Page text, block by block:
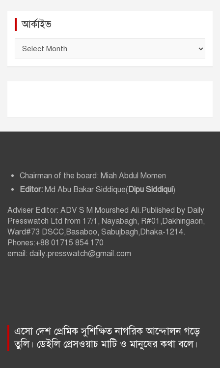
আর্কাইভ
ই
Chairman of the board: Miah Abdul Momen
Editor: Md Abu Bakar Siddique(Dipu Siddiqui)
Adviser Editor: ADV S M Mourshed Ali.Published by Daily
Presswatch Ltd from 17/1, Nayabagh, R#01,Dakhingaon,
Ward#73 DSCC,Basaboo, Sabujbagh,Dhaka-1214.
Phones:+88 01715 854 170
email: daily.presswatch@gmail.com
এসো দেশ প্রেমিক সুশিক্ষিত নাগরিক আন্দোলন গড়ে
তুলি। ডেইলি প্রেসওয়াচ মাটি ও মানুষের কথা বলে।